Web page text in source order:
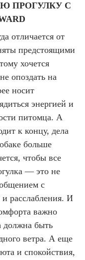
ПРОГУЛКУ С
отличается от
предстоящими
хочется
опоздать на
носит
энергией и
питомца. А
к концу, дела
больше
чтобы все
— это не
с
расслабления. И
важно
должна быть
ветра. А еще
и спокойствия,